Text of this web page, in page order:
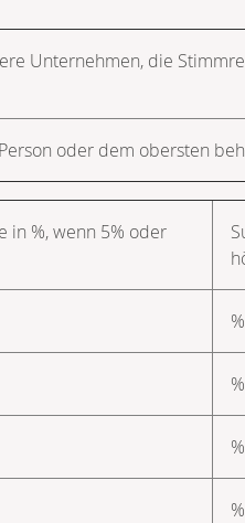
Unternehmen, die
oder dem obersten
in %, wenn 5% oder
%
%
%
%